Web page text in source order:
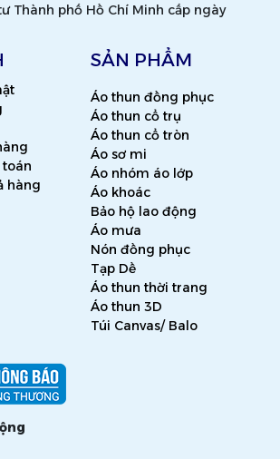
Thành phố Hồ Chí Minh cấp ngày
toán
hàng
SẢN PHẨM
Áo thun đồng phục
Áo thun cổ trụ
Áo thun cổ tròn
Áo sơ mi
Áo nhóm áo lớp
Áo khoác
Bảo hộ lao động
Áo mưa
Nón đồng phục
Tạp Dề
Áo thun thời trang
Áo thun 3D
Túi Canvas/ Balo